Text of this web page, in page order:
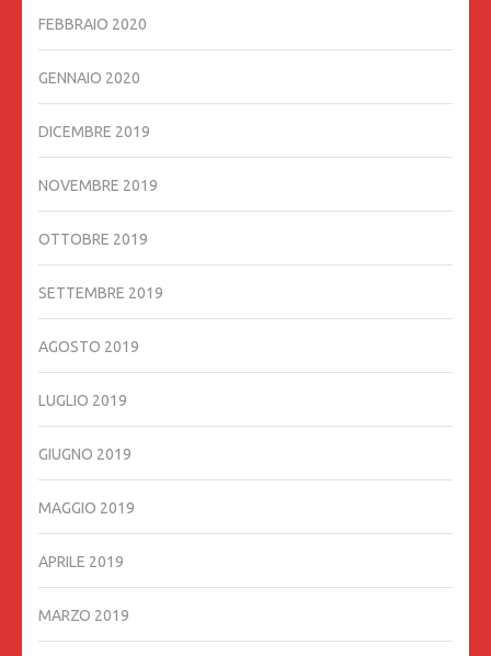
FEBBRAIO 2020
GENNAIO 2020
DICEMBRE 2019
NOVEMBRE 2019
OTTOBRE 2019
SETTEMBRE 2019
AGOSTO 2019
LUGLIO 2019
GIUGNO 2019
MAGGIO 2019
APRILE 2019
MARZO 2019